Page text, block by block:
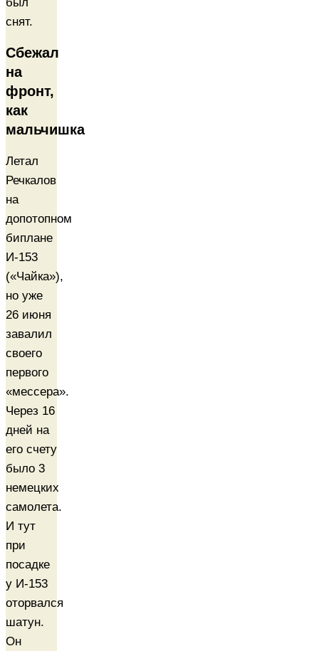
снят.
Сбежал
на
фронт,
как
мальчишка
Летал
Речкалов
на
допотопном
биплане
И-153
(«Чайка»),
но уже
26 июня
завалил
своего
первого
«мессера».
Через 16
дней на
его счету
было 3
немецких
самолета.
И тут
при
посадке
у И-153
оторвался
шатун.
Он